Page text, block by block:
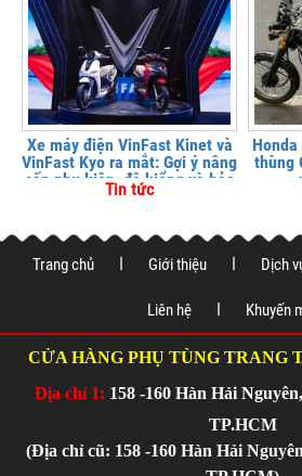
Xe máy điện VinFast Kinet và
VinFast Kyo ra mắt: Gợi ý nâng
cấp phụ kiện, độ kiểng và bảo
vệ xe tại
Tin tức
thùng
Trang chủ Giới thiệu Dịch
Liên hệ Khuyến
CỬA HÀNG PHỤ TÙNG TRANG
Địa chỉ 1: 158 -160 Hàn Hải
TP.HCM
(Địa chỉ cũ: 158 -160 Hàn Hải